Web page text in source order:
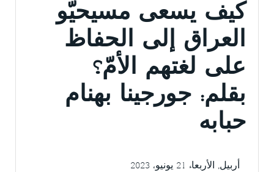
كيف يسعى مسيحيّو
العراق إلى الحفاظ
على لغتهم الأمّ؟
بقلم: جورجينا بهنام
حبابه
أربيل, الأربعاء 21 يونيو، 2023